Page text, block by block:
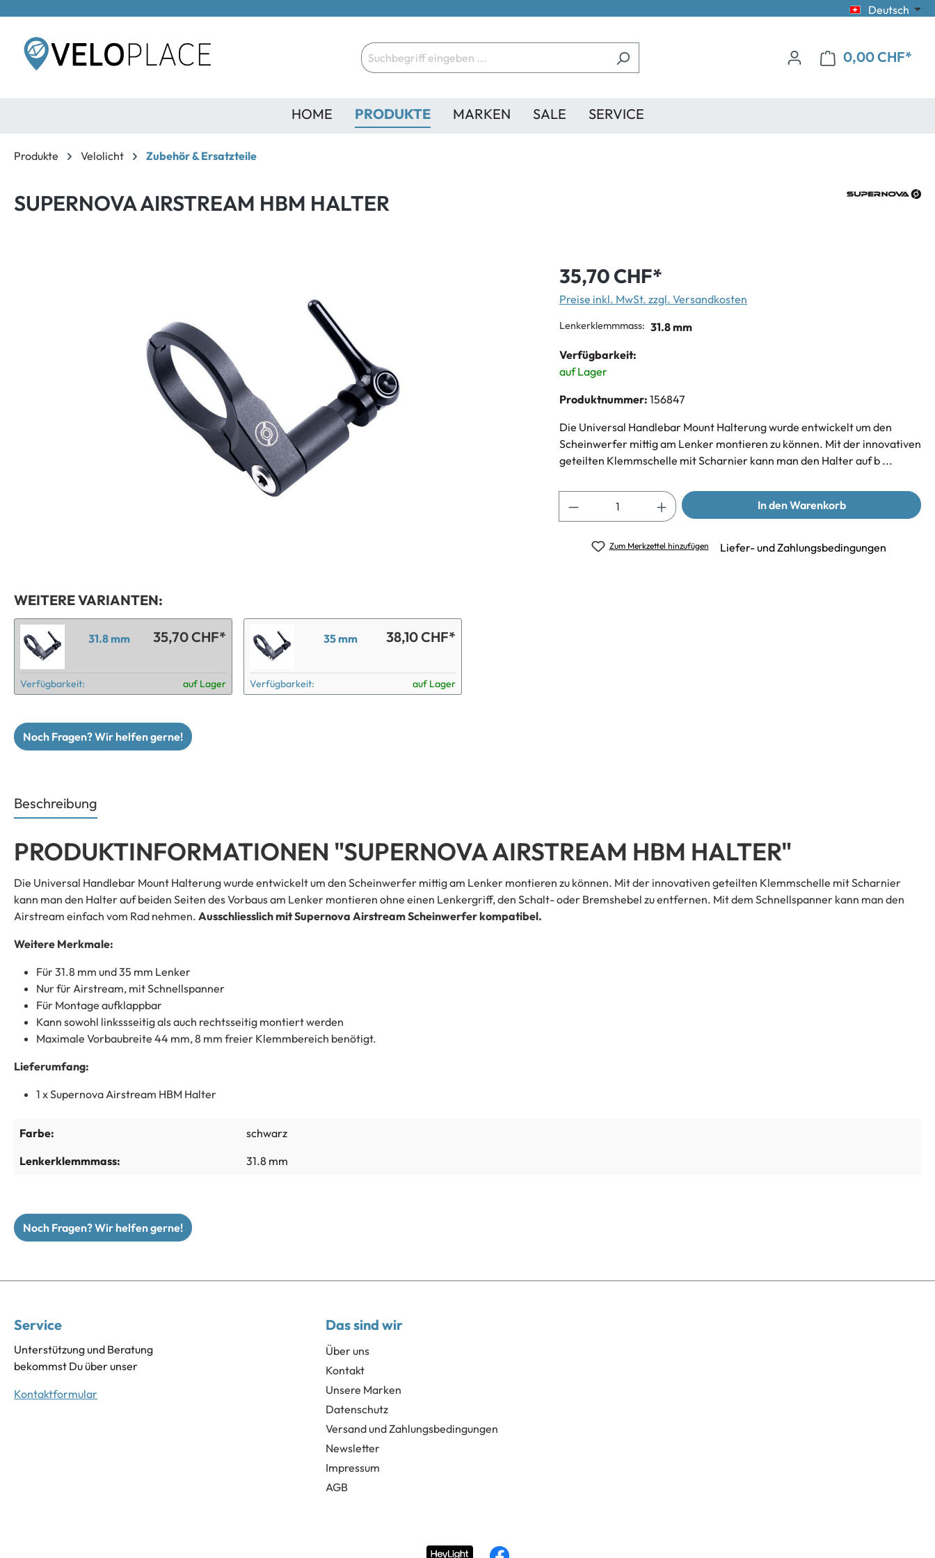
springen Deutsch
0,00 CHF*
HOME PRODUKTE MARKEN SALE SERVICE
Produkte Velolicht Zubehör & Ersatzteile
SUPERNOVA AIRSTREAM HBM HALTER
35,70 CHF*
Preise inkl. MwSt. zzgl. Versandkosten
Lenkerklemmmass: 31.8 mm
Verfügbarkeit:
auf Lager
Produktnummer: 156847
Die Universal Handlebar Mount Halterung wurde entwickelt um den
Scheinwerfer mittig am Lenker montieren zu können. Mit der innovativen
geteilten Klemmschelle mit Scharnier kann man den Halter auf b ...
In den Warenkorb
Zum Merkzettel hinzufügen Liefer- und Zahlungsbedingungen
WEITERE VARIANTEN:
31.8 mm 35,70 CHF*
Verfügbarkeit: auf Lager
35 mm 38,10 CHF*
Verfügbarkeit: auf Lager
Noch Fragen? Wir helfen gerne!
Beschreibung
PRODUKTINFORMATIONEN "SUPERNOVA AIRSTREAM HBM HALTER"
Die Universal Handlebar Mount Halterung wurde entwickelt um den Scheinwerfer mittig am Lenker montieren zu können. Mit der innovativen geteilten Klemmschelle mit Scharnier
kann man den Halter auf beiden Seiten des Vorbaus am Lenker montieren ohne einen Lenkergriff, den Schalt- oder Bremshebel zu entfernen. Mit dem Schnellspanner kann man den
Airstream einfach vom Rad nehmen. Ausschliesslich mit Supernova Airstream Scheinwerfer kompatibel.
Weitere Merkmale:
Für 31.8 mm und 35 mm Lenker
Nur für Airstream, mit Schnellspanner
Für Montage aufklappbar
Kann sowohl linkssseitig als auch rechtsseitig montiert werden
Maximale Vorbaubreite 44 mm, 8 mm freier Klemmbereich benötigt.
Lieferumfang:
1 x Supernova Airstream HBM Halter
Farbe:
schwarz
Lenkerklemmmass:
31.8 mm
Noch Fragen? Wir helfen gerne!
Service
Unterstützung und Beratung
bekommst Du über unser
Kontaktformular
Das sind wir
Über uns
Kontakt
Unsere Marken
Datenschutz
Versand und Zahlungsbedingungen
Newsletter
Impressum
AGB